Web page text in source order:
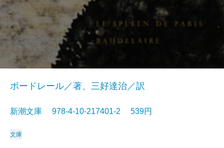
ボードレール／著、三好達治／訳
新潮文庫 978-4-10-217401-2 539円
文庫